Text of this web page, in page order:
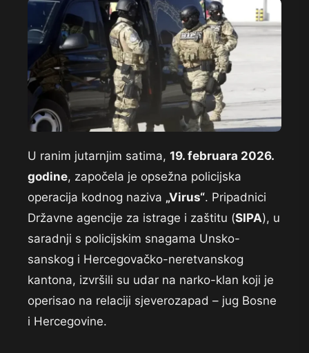
U ranim jutarnjim satima, 19. februara 2026.
godine, započela je opsežna policijska
operacija kodnog naziva „Virus“. Pripadnici
Državne agencije za istrage i zaštitu (SIPA), u
saradnji s policijskim snagama Unsko-
sanskog i Hercegovačko-neretvanskog
kantona, izvršili su udar na narko-klan koji je
operisao na relaciji sjeverozapad – jug Bosne
i Hercegovine.